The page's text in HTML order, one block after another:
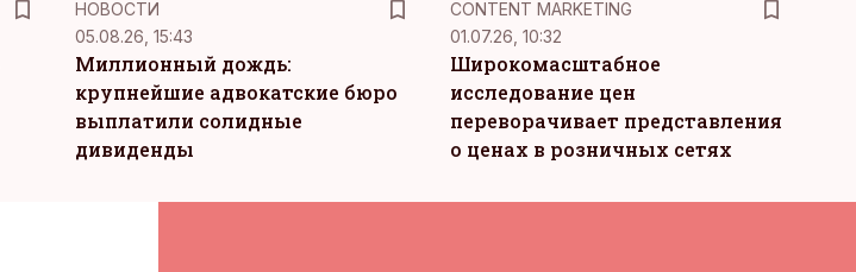
НОВОСТИ
05.08.26, 15:43
Миллионный дождь:
крупнейшие адвокатские бюро
выплатили солидные
дивиденды
CONTENT MARKETING
01.07.26, 10:32
Широкомасштабное
исследование цен
переворачивает представления
о ценах в розничных сетях